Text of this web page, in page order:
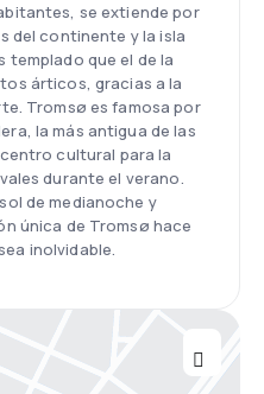
se extiende por
del continente y la isla
templado que el de la
árticos, gracias a la
Tromsø es famosa por
la más antigua de las
cultural para la
durante el verano.
de medianoche y
única de Tromsø hace
inolvidable.